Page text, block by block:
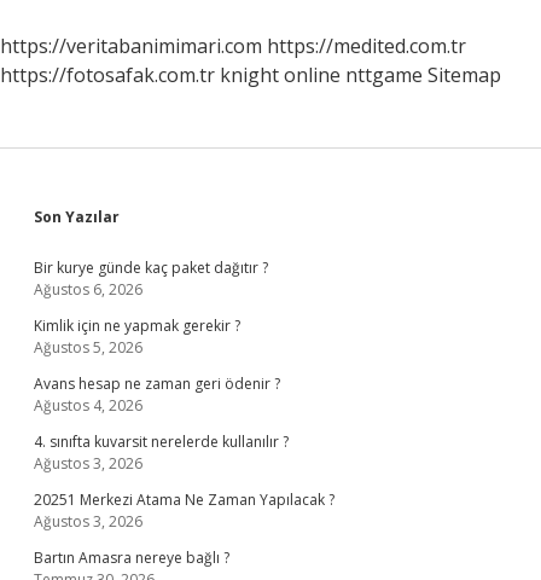
https://veritabanimimari.com https://medited.com.tr
https://fotosafak.com.tr knight online nttgame Sitemap
Sidebar
Son Yazılar
Bir kurye günde kaç paket dağıtır ?
Ağustos 6, 2026
Kimlik için ne yapmak gerekir ?
Ağustos 5, 2026
Avans hesap ne zaman geri ödenir ?
Ağustos 4, 2026
4. sınıfta kuvarsit nerelerde kullanılır ?
Ağustos 3, 2026
20251 Merkezi Atama Ne Zaman Yapılacak ?
Ağustos 3, 2026
Bartın Amasra nereye bağlı ?